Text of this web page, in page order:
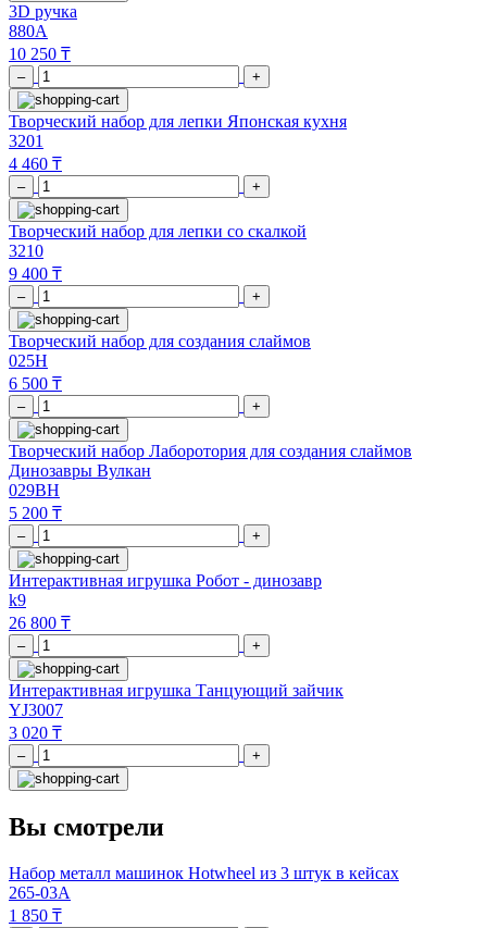
3D ручка
880A
10 250 ₸
– +
Творческий набор для лепки Японская кухня
3201
4 460 ₸
– +
Творческий набор для лепки со скалкой
3210
9 400 ₸
– +
Творческий набор для создания слаймов
025H
6 500 ₸
– +
Творческий набор Лаборотория для создания слаймов
Динозавры Вулкан
029BH
5 200 ₸
– +
Интерактивная игрушка Робот - динозавр
k9
26 800 ₸
– +
Интерактивная игрушка Танцующий зайчик
YJ3007
3 020 ₸
– +
Вы смотрели
Набор металл машинок Hotwheel из 3 штук в кейсах
265-03A
1 850 ₸